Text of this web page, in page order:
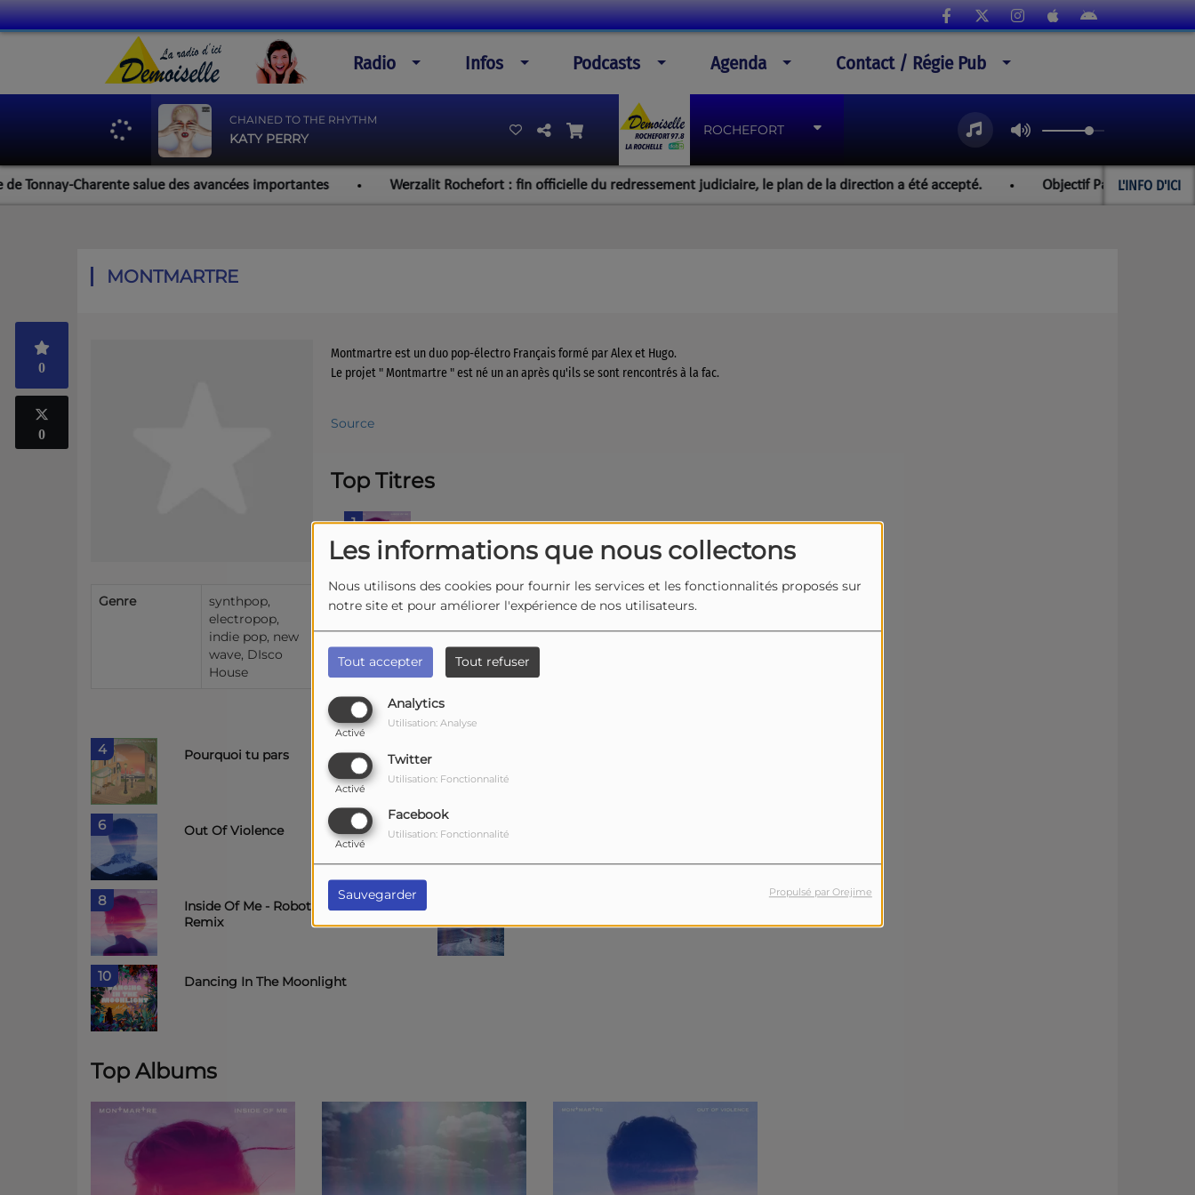
Les informations que nous collectons
Nous utilisons des cookies pour fournir les services et les fonctionnalités proposés sur
notre site et pour améliorer l'expérience de nos utilisateurs.
Tout accepter Tout refuser
Analytics
Activé
Utilisation: Analyse
Twitter
Activé
Utilisation: Fonctionnalité
Facebook
Activé
Utilisation: Fonctionnalité
Sauvegarder Propulsé par Orejime
Radio Infos Podcasts Agenda Contact / Régie Pub
CHAINED TO THE RHYTHM
KATY PERRY
ROCHEFORT
L'INFO D'ICI
Charente salue des avancées importantes Werzalit Rochefort : fin officielle du redressement judiciaire, le plan de la direction a été accepté. Objectif Paraguay et les
MONTMARTRE
0
0
Genre
synthpop,
electropop,
indie pop, new
wave, DIsco
House
Montmartre est un duo pop-électro Français formé par Alex et Hugo.
Le projet " Montmartre " est né un an après qu'ils se sont rencontrés à la fac.
Source
Top Titres
1 Inside Of Me
White Fields
3 Our Time Is Now
4 Pourquoi tu pars
6 Out Of Violence 7
8
Inside Of Me - Robotaki
Remix
10 Dancing In The Moonlight
Top Albums